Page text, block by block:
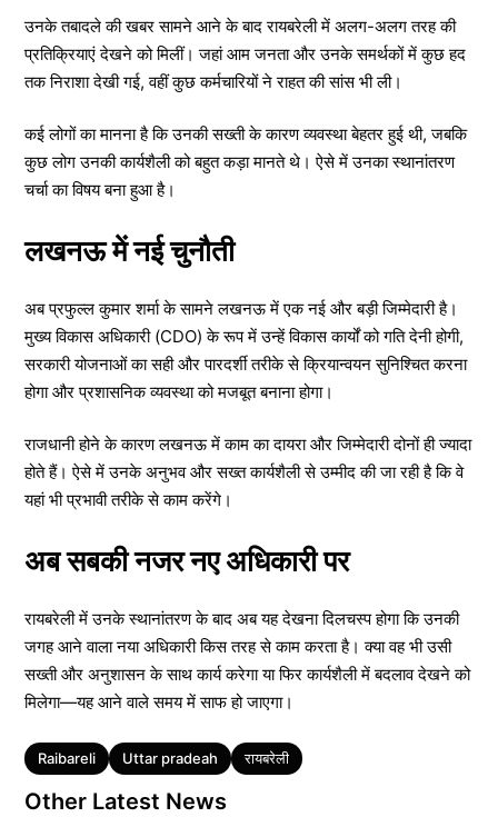
उनके तबादले की खबर सामने आने के बाद रायबरेली में अलग-अलग तरह की
प्रतिक्रियाएं देखने को मिलीं। जहां आम जनता और उनके समर्थकों में कुछ हद
तक निराशा देखी गई, वहीं कुछ कर्मचारियों ने राहत की सांस भी ली।
कई लोगों का मानना है कि उनकी सख्ती के कारण व्यवस्था बेहतर हुई थी, जबकि
कुछ लोग उनकी कार्यशैली को बहुत कड़ा मानते थे। ऐसे में उनका स्थानांतरण
चर्चा का विषय बना हुआ है।
लखनऊ में नई चुनौती
अब प्रफुल्ल कुमार शर्मा के सामने लखनऊ में एक नई और बड़ी जिम्मेदारी है।
मुख्य विकास अधिकारी (CDO) के रूप में उन्हें विकास कार्यों को गति देनी होगी,
सरकारी योजनाओं का सही और पारदर्शी तरीके से क्रियान्वयन सुनिश्चित करना
होगा और प्रशासनिक व्यवस्था को मजबूत बनाना होगा।
राजधानी होने के कारण लखनऊ में काम का दायरा और जिम्मेदारी दोनों ही ज्यादा
होते हैं। ऐसे में उनके अनुभव और सख्त कार्यशैली से उम्मीद की जा रही है कि वे
यहां भी प्रभावी तरीके से काम करेंगे।
अब सबकी नजर नए अधिकारी पर
रायबरेली में उनके स्थानांतरण के बाद अब यह देखना दिलचस्प होगा कि उनकी
जगह आने वाला नया अधिकारी किस तरह से काम करता है। क्या वह भी उसी
सख्ती और अनुशासन के साथ कार्य करेगा या फिर कार्यशैली में बदलाव देखने को
मिलेगा—यह आने वाले समय में साफ हो जाएगा।
Tags
Raibareli Uttar pradeah रायबरेली
Other Latest News